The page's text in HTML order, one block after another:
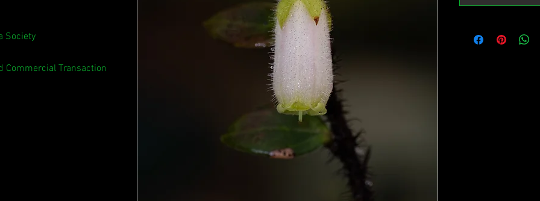
Society
Commercial Transaction